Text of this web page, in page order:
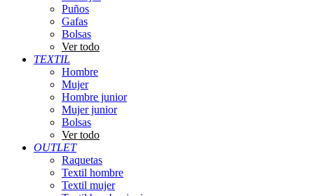
Puños
Gafas
Bolsas
Ver todo
TEXTIL
Hombre
Mujer
Hombre junior
Mujer junior
Bolsas
Ver todo
OUTLET
Raquetas
Textil hombre
Textil mujer